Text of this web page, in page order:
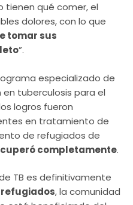
tienen qué comer, el
dolores, con lo que
tomar sus
”.
especializado de
tuberculosis para el
logros fueron
en tratamiento de
de refugiados de
completamente.
TB es definitivamente
, la comunidad